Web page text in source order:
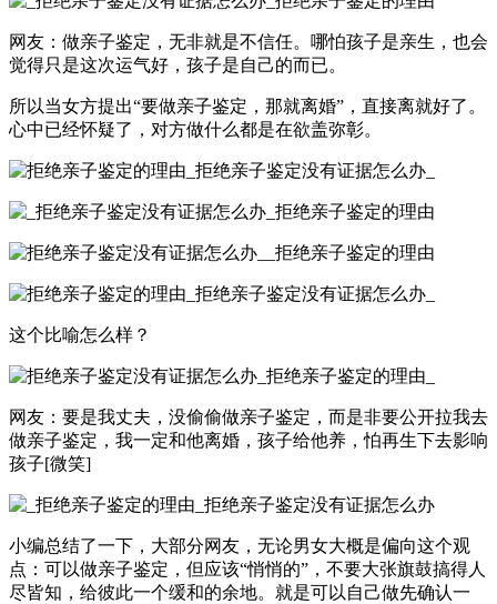
网友：做亲子鉴定，无非就是不信任。哪怕孩子是亲生，也会
觉得只是这次运气好，孩子是自己的而已。
所以当女方提出“要做亲子鉴定，那就离婚”，直接离就好了。
心中已经怀疑了，对方做什么都是在欲盖弥彰。
这个比喻怎么样？
网友：要是我丈夫，没偷偷做亲子鉴定，而是非要公开拉我去
做亲子鉴定，我一定和他离婚，孩子给他养，怕再生下去影响
孩子[微笑]
小编总结了一下，大部分网友，无论男女大概是偏向这个观
点：可以做亲子鉴定，但应该“悄悄的”，不要大张旗鼓搞得人
尽皆知，给彼此一个缓和的余地。就是可以自己做先确认一